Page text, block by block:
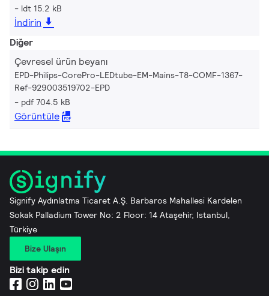
ldt 15.2 kB
İndirin
Diğer
Çevresel ürün beyanı
EPD-Philips-CorePro-LEDtube-EM-Mains-T8-COMF-1367-
Ref-929003519702-EPD
pdf 704.5 kB
Görüntüle
Signify Aydınlatma Ticaret A.Ş. Barbaros Mahallesi Kardelen
Sokak Palladium Tower No: 2 Floor: 14 Ataşehir, Istanbul,
Türkiye
Bize Ulaşın
Bizi takip edin